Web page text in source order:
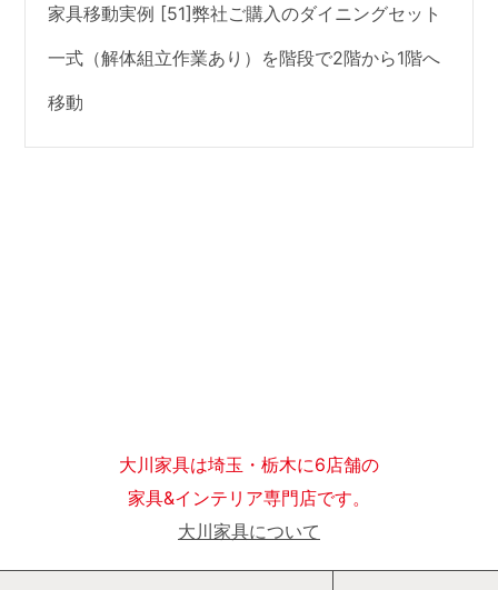
家具移動実例 [51]弊社ご購入のダイニングセット
一式（解体組立作業あり）を階段で2階から1階へ
移動
大川家具は埼玉・栃木に6店舗の
家具&インテリア専門店です。
大川家具について